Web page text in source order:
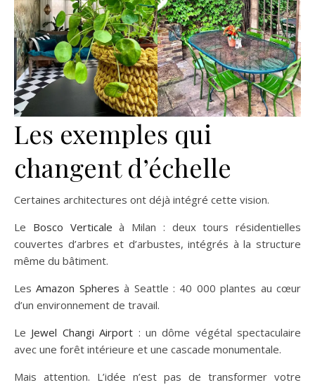
Les exemples qui
changent d’échelle
Certaines architectures ont déjà intégré cette vision.
Le Bosco Verticale à Milan : deux tours résidentielles
couvertes d’arbres et d’arbustes, intégrés à la structure
même du bâtiment.
LesAmazon Spheres à Seattle : 40 000 plantes au cœur
d’un environnement de travail.
Le Jewel Changi Airport : un dôme végétal spectaculaire
avec une forêt intérieure et une cascade monumentale.
Mais attention. L’idée n’est pas de transformer votre